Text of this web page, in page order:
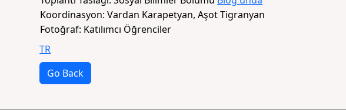
Koordinasyon: Vardan Karapetyan, Aşot Tigranyan
Fotoğraf: Katılımcı Öğrenciler
TR
Go Back